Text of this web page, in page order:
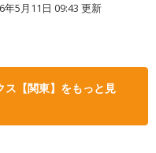
年5月11日 09:43 更新
ス【関東】をもっと見